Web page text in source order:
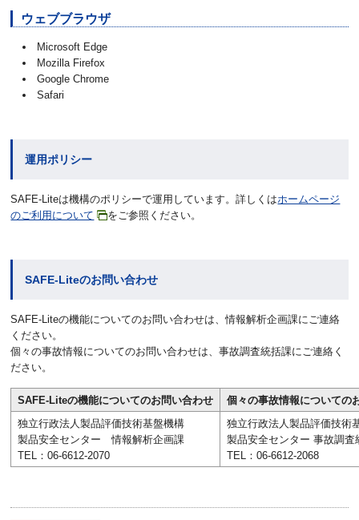
ウェブブラウザ
Microsoft Edge
Mozilla Firefox
Google Chrome
Safari
運用ポリシー
SAFE-Liteは機構のポリシーで運用しています。詳しくはホームページ
のご利用について
をご参照ください。
SAFE-Liteのお問い合わせ
SAFE-Liteの機能についてのお問い合わせは、情報解析企画課にご連絡
ください。
個々の事故情報についてのお問い合わせは、事故調査統括課にご連絡く
ださい。
SAFE-Liteの機能についてのお問い合わせ
個々の事故情報についての
独立行政法人製品評価技術基盤機構
製品安全センター 情報解析企画課
TEL：06-6612-2070
独立行政法人製品評価技術
製品安全センター 事故調査
TEL：06-6612-2068